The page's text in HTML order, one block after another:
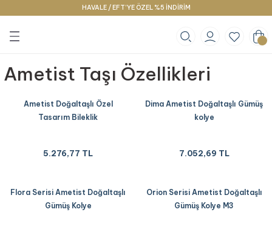
HAVALE / EFT’YE ÖZEL %5 İNDİRİM
Geri Dön
Geri Dön
Geri Dön
Ametist Taşı Özellikleri
Ametist Doğaltaşlı Özel
Tasarım Bileklik
5.276,77 TL
Dima Ametist Doğaltaşlı Gümüş
kolye
7.052,69 TL
Flora Serisi Ametist Doğaltaşlı
Gümüş Kolye
Orion Serisi Ametist Doğaltaşlı
Gümüş Kolye M3